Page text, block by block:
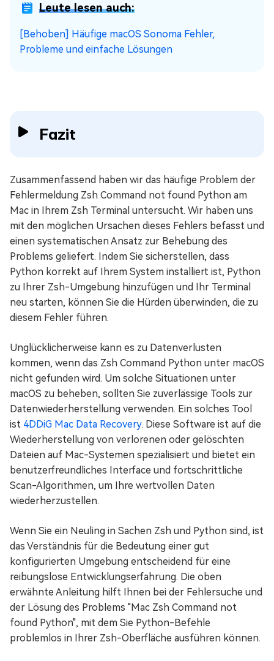
Leute lesen auch:
[Behoben] Häufige macOS Sonoma Fehler,
Probleme und einfache Lösungen
Fazit
Zusammenfassend haben wir das häufige Problem der
Fehlermeldung Zsh Command not found Python am
Mac in Ihrem Zsh Terminal untersucht. Wir haben uns
mit den möglichen Ursachen dieses Fehlers befasst und
einen systematischen Ansatz zur Behebung des
Problems geliefert. Indem Sie sicherstellen, dass
Python korrekt auf Ihrem System installiert ist, Python
zu Ihrer Zsh-Umgebung hinzufügen und Ihr Terminal
neu starten, können Sie die Hürden überwinden, die zu
diesem Fehler führen.
Unglücklicherweise kann es zu Datenverlusten
kommen, wenn das Zsh Command Python unter macOS
nicht gefunden wird. Um solche Situationen unter
macOS zu beheben, sollten Sie zuverlässige Tools zur
Datenwiederherstellung verwenden. Ein solches Tool
ist 4DDiG Mac Data Recovery. Diese Software ist auf die
Wiederherstellung von verlorenen oder gelöschten
Dateien auf Mac-Systemen spezialisiert und bietet ein
benutzerfreundliches Interface und fortschrittliche
Scan-Algorithmen, um Ihre wertvollen Daten
wiederherzustellen.
Wenn Sie ein Neuling in Sachen Zsh und Python sind, ist
das Verständnis für die Bedeutung einer gut
konfigurierten Umgebung entscheidend für eine
reibungslose Entwicklungserfahrung. Die oben
erwähnte Anleitung hilft Ihnen bei der Fehlersuche und
der Lösung des Problems "Mac Zsh Command not
found Python", mit dem Sie Python-Befehle
problemlos in Ihrer Zsh-Oberfläche ausführen können.